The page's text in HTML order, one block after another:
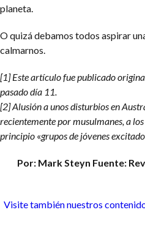
planeta.
O quizá debamos todos aspirar
calmarnos.
[1]Este artículo fue publicado
pasado día 11.
[2] Alusión a unos disturbios en
recientemente por musulmanes, a
principio «grupos de jóvenes
Por: Mark Steyn Fuente:
Visite también nuestros